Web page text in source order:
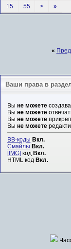
15
55 > »
«
Ваши права в
Вы не можете
Вы не можете
Вы не можете
Вы не можете
BB-коды Вкл.
Смайлы Вкл.
[IMG] код Вкл.
HTML код Вкл.